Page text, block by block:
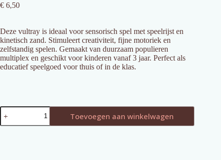
€ 6,50
Deze vultray is ideaal voor sensorisch spel met speelrijst en
kinetisch zand. Stimuleert creativiteit, fijne motoriek en
zelfstandig spelen. Gemaakt van duurzaam populieren
multiplex en geschikt voor kinderen vanaf 3 jaar. Perfect als
educatief speelgoed voor thuis of in de klas.
Vultray
Varken
aantal
Toevoegen aan winkelwagen